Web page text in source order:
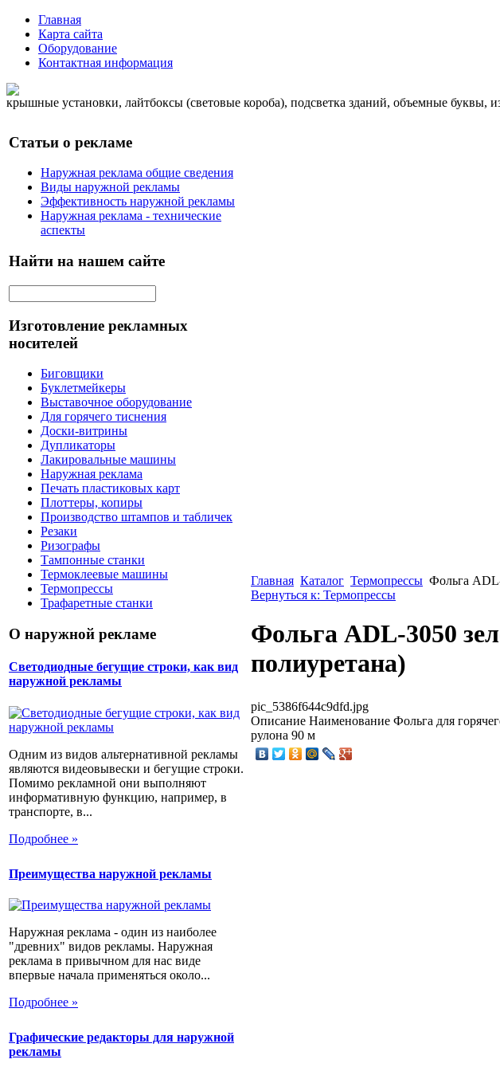
Главная
Карта сайта
Оборудование
Контактная информация
крышные установки, лайтбоксы (световые короба), подсветка зданий, объемные буквы,
Статьи о рекламе
Наружная реклама общие сведения
Виды наружной рекламы
Эффективность наружной рекламы
Наружная реклама - технические
аспекты
Найти на нашем сайте
Изготовление рекламных
носителей
Биговщики
Буклетмейкеры
Выставочное оборудование
Для горячего тиснения
Доски-витрины
Дупликаторы
Лакировальные машины
Наружная реклама
Печать пластиковых карт
Плоттеры, копиры
Производство штампов и табличек
Резаки
Ризографы
Тампонные станки
Термоклеевые машины
Термопрессы
Трафаретные станки
О наружной рекламе
Светодиодные бегущие строки, как вид
наружной рекламы
Одним из видов альтернативной рекламы
являются видеовывески и бегущие строки.
Помимо рекламной они выполняют
информативную функцию, например, в
транспорте, в...
Подробнее »
Преимущества наружной рекламы
Наружная реклама - один из наиболее
"древних" видов рекламы. Наружная
реклама в привычном для нас виде
впервые начала применяться около...
Подробнее »
Графические редакторы для наружной
рекламы
Главная Каталог Термопрессы Фольга
Вернуться к: Термопрессы
Фольга ADL-3050
полиуретана)
pic_5386f644c9dfd.jpg
Описание Наименование Фольга для
рулона 90 м